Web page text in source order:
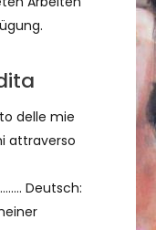
delle mie
attraverso
Deutsch: